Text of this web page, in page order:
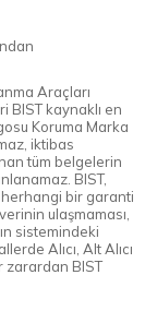
Araçları
BIST kaynaklı en
Koruma Marka
iktibas
tüm belgelerin
BIST,
herhangi bir garanti
ulaşmaması,
sistemindeki
Alıcı, Alt Alıcı
zarardan BIST